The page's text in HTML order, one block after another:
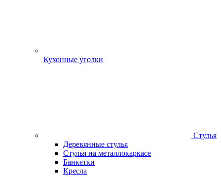
Кухонные уголки
Стулья
Деревянные стулья
Стулья на металлокаркасе
Банкетки
Кресла